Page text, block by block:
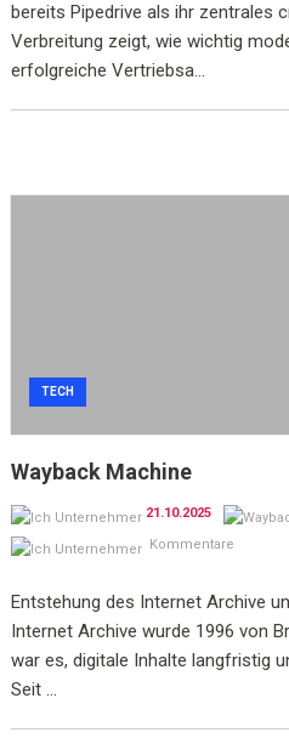
bereits Pipedrive als ihr zentrales
Verbreitung zeigt, wie wichtig
erfolgreiche Vertriebsa...
TECH
Wayback Machine
21.10.2025
Kommentare
Entstehung des Internet Archive
Internet Archive wurde 1996 von
war es, digitale Inhalte langfristig
Seit ...